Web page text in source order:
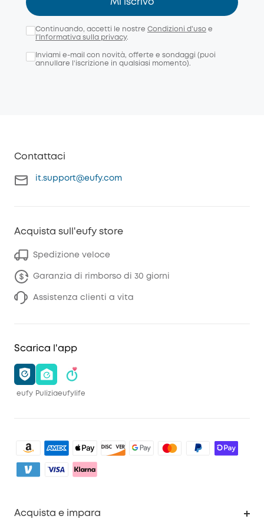
Mi iscrivo
Continuando, accetti le nostre Condizioni d'uso e
l'Informativa sulla privacy.
Inviami e-mail con novità, offerte e sondaggi (puoi
annullare l’iscrizione in qualsiasi momento).
Contattaci
it.support@eufy.com
Acquista sull'eufy store
Spedizione veloce
Garanzia di rimborso di 30 giorni
Assistenza clienti a vita
Scarica l'app
eufy Puliziaeufylife
Acquista e impara